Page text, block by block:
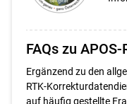
FAQs zu APOS-
Ergänzend zu den
RTK-
auf häufig gestellte